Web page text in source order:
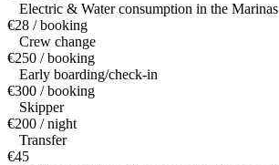
Electric & Water consumption in the Marinas
€28 / booking
Crew change
€250 / booking
Early boarding/check-in
€300 / booking
Skipper
€200 / night
Transfer
€45